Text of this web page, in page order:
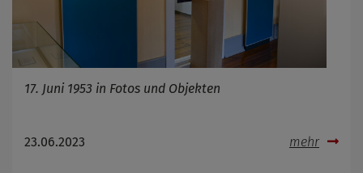
17. Juni 1953 in Fotos und Objekten
23.06.2023 mehr